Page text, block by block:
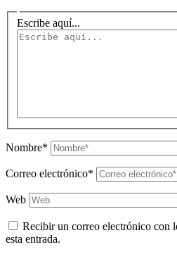
Escribe aquí...
Nombre*
Correo electrónico*
Web
Recibir un correo electrónico con
esta entrada.